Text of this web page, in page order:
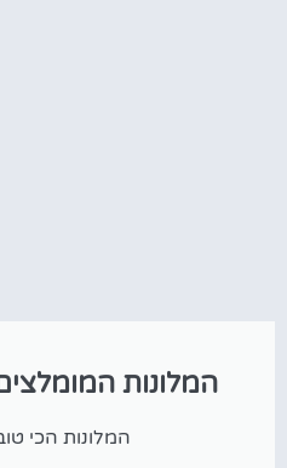
המלונות המומלצים
המלונות הכי